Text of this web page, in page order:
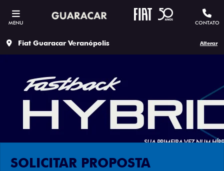
MENU CONTATO
Fiat Guaracar Veranópolis Alterar
SOLICITAR PROPOSTA